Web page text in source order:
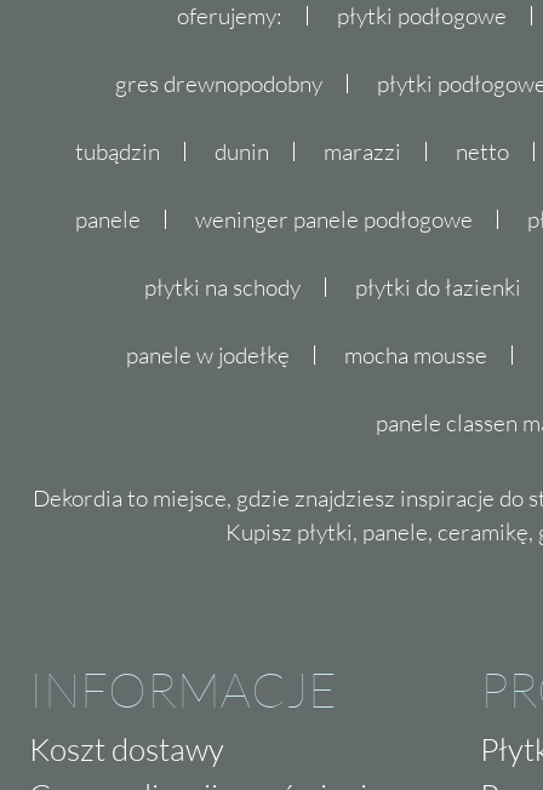
oferujemy: płytki podłogowe
gres drewnopodobny płytki
tubądzin dunin marazzi netto
panele weninger panele podłogowe
płytki na schody płytki do łazienki
panele w jodełkę mocha mousse
panele classen
Dekordia to miejsce, gdzie znajdziesz inspiracje do
Kupisz płytki, panele,
INFORMACJE
Koszt dostawy